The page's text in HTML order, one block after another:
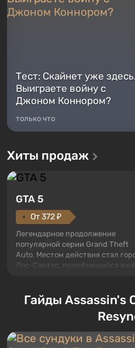
Тест: Скайнет уже здесь.
Выиграете войну с
Джоном Коннором?
только что
Хиты продаж
GTA 5
От 372 ₽
Легендарное продолжение
популярной серии Grand Theft
Auto. Местом действия стал
Лос-Сантос, полюбившийся ещё
сразу трех персонажей: Майкла,
Тревора и Франклина, между
Жанр и...
Гайды Assassin's